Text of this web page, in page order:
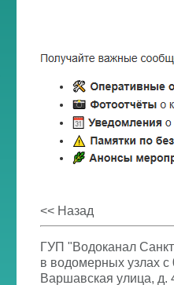
<< Назад
ГУП "Водоканал
в водомерных узлах с
Варшавская улица,